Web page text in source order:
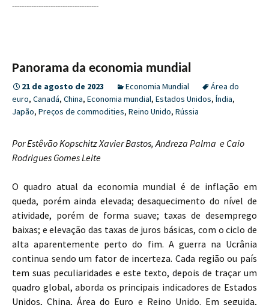
------------------------------------
Panorama da economia mundial
21 de agosto de 2023 Economia Mundial
Área do
euro, Canadá, China, Economia mundial, Estados Unidos, Índia,
Japão, Preços de commodities, Reino Unido, Rússia
Por Estêvão Kopschitz Xavier Bastos, Andreza Palma e Caio
Rodrigues Gomes Leite
O quadro atual da economia mundial é de inflação em
queda, porém ainda elevada; desaquecimento do nível de
atividade, porém de forma suave; taxas de desemprego
baixas; e elevação das taxas de juros básicas, com o ciclo de
alta aparentemente perto do fim. A guerra na Ucrânia
continua sendo um fator de incerteza. Cada região ou país
tem suas peculiaridades e este texto, depois de traçar um
quadro global, aborda os principais indicadores de Estados
Unidos, China, Área do Euro e Reino Unido. Em seguida,